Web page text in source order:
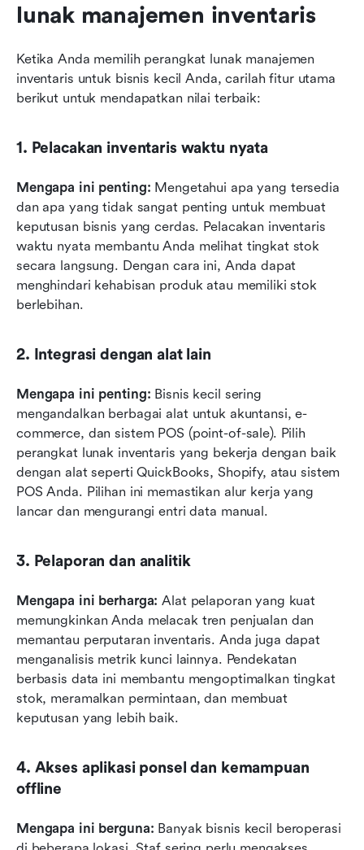
lunak manajemen inventaris
Ketika Anda memilih perangkat lunak manajemen
inventaris untuk bisnis kecil Anda, carilah fitur utama
berikut untuk mendapatkan nilai terbaik:
1. Pelacakan inventaris waktu nyata
Mengapa ini penting: Mengetahui apa yang tersedia
dan apa yang tidak sangat penting untuk membuat
keputusan bisnis yang cerdas. Pelacakan inventaris
waktu nyata membantu Anda melihat tingkat stok
secara langsung. Dengan cara ini, Anda dapat
menghindari kehabisan produk atau memiliki stok
berlebihan.
2. Integrasi dengan alat lain
Mengapa ini penting: Bisnis kecil sering
mengandalkan berbagai alat untuk akuntansi, e-
commerce, dan sistem POS (point-of-sale). Pilih
perangkat lunak inventaris yang bekerja dengan baik
dengan alat seperti QuickBooks, Shopify, atau sistem
POS Anda. Pilihan ini memastikan alur kerja yang
lancar dan mengurangi entri data manual.
3. Pelaporan dan analitik
Mengapa ini berharga: Alat pelaporan yang kuat
memungkinkan Anda melacak tren penjualan dan
memantau perputaran inventaris. Anda juga dapat
menganalisis metrik kunci lainnya. Pendekatan
berbasis data ini membantu mengoptimalkan tingkat
stok, meramalkan permintaan, dan membuat
keputusan yang lebih baik.
4. Akses aplikasi ponsel dan kemampuan
offline
Mengapa ini berguna: Banyak bisnis kecil beroperasi